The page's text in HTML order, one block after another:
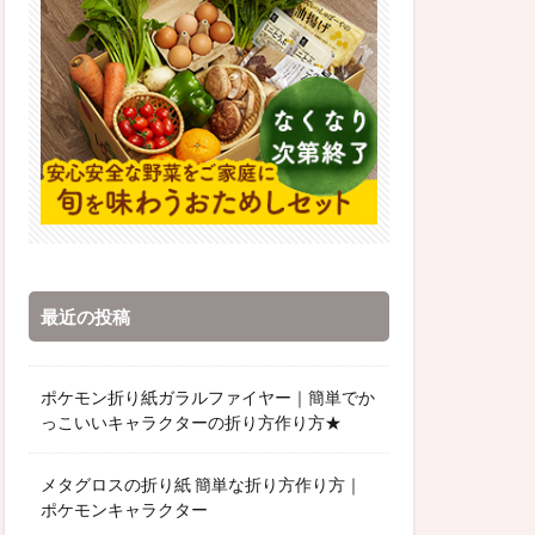
最近の投稿
ポケモン折り紙ガラルファイヤー｜簡単でか
っこいいキャラクターの折り方作り方★
メタグロスの折り紙 簡単な折り方作り方｜
ポケモンキャラクター